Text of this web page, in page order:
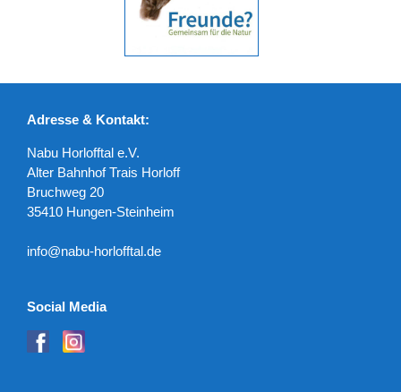
Adresse & Kontakt:
Nabu Horlofftal e.V.
Alter Bahnhof Trais Horloff
Bruchweg 20
35410 Hungen-Steinheim
info@nabu-horlofftal.de
Social Media